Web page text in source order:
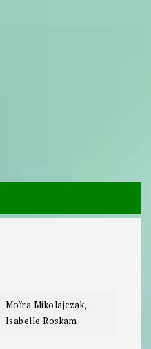
Moïra Mikolajczak,
Isabelle Roskam